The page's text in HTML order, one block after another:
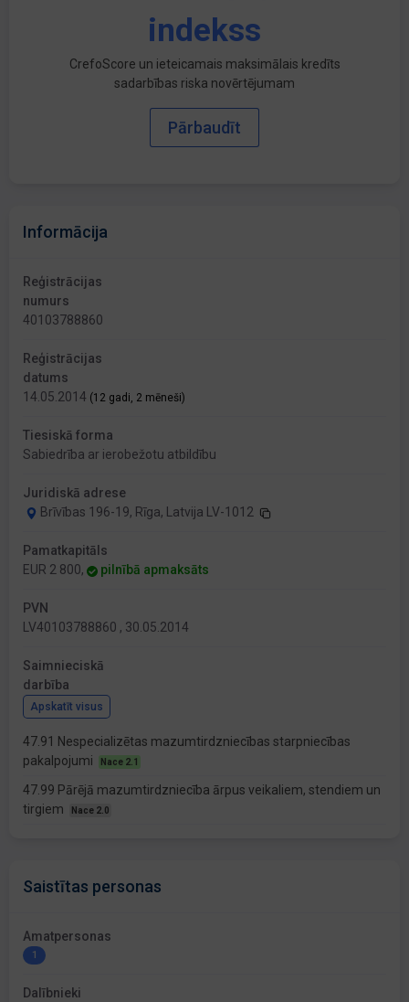
indekss
CrefoScore un ieteicamais maksimālais kredīts
sadarbības riska novērtējumam
Pārbaudīt
Informācija
Reģistrācijas
numurs
40103788860
Reģistrācijas
datums
14.05.2014 (12 gadi, 2 mēneši)
Tiesiskā forma
Sabiedrība ar ierobežotu atbildību
Juridiskā adrese
Brīvības 196-19, Rīga, Latvija LV-1012
Pamatkapitāls
EUR 2 800,
pilnībā apmaksāts
PVN
LV40103788860 , 30.05.2014
Saimnieciskā
darbība
Apskatīt visus
47.91 Nespecializētas mazumtirdzniecības starpniecības
pakalpojumi
Nace 2.1
47.99 Pārējā mazumtirdzniecība ārpus veikaliem, stendiem un
tirgiem
Nace 2.0
Saistītas personas
Amatpersonas
1
Dalībnieki